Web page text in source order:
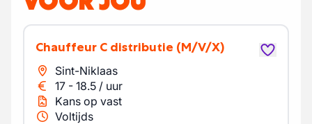
Chauffeur C distributie (M/V/X)
Sint-Niklaas
17 - 18.5 / uur
Kans op vast
Voltijds